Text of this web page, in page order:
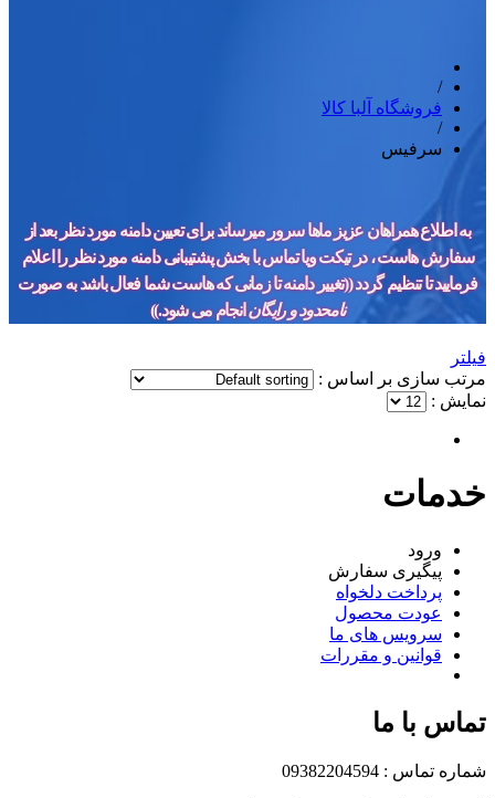
/
فروشگاه آلبا کالا
/
سرفیس
به اطلاع همراهان عزیز ماها سرور میرساند برای تعیین دامنه مورد نظر بعد از
سفارش هاست ، در تیکت ویا تماس با بخش پشتیبانی دامنه مورد نظر را اعلام
فرمایید تا تنظیم گردد ((تغییر دامنه تا زمانی که هاست شما فعال باشد به صورت
نامحدودو رایگان انجام می شود.))
فیلتر
مرتب سازی بر اساس :
نمایش :
خدمات
ورود
پیگیری سفارش
پرداخت دلخواه
عودت محصول
سرویس های ما
قوانین و مقررات
تماس با ما
شماره تماس : 09382204594